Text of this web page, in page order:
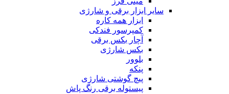
سایر ابزار برقی و شارژی
ابزار همه کاره
کمپرسور فندکی
آچار بکس برقی
بکس شارژی
بلوور
پنکه
پیچ گوشتی شارژی
پیستوله برقی رنگ پاش